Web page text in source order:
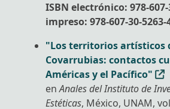
Inicio
ISBN electrónico: 978-607-
impreso: 978-607-30-5263-
"Los territorios artísticos
Covarrubias: contactos
Américas y el Pacífico"
enAnales del Instituto de
Estéticas, México, UNAM,